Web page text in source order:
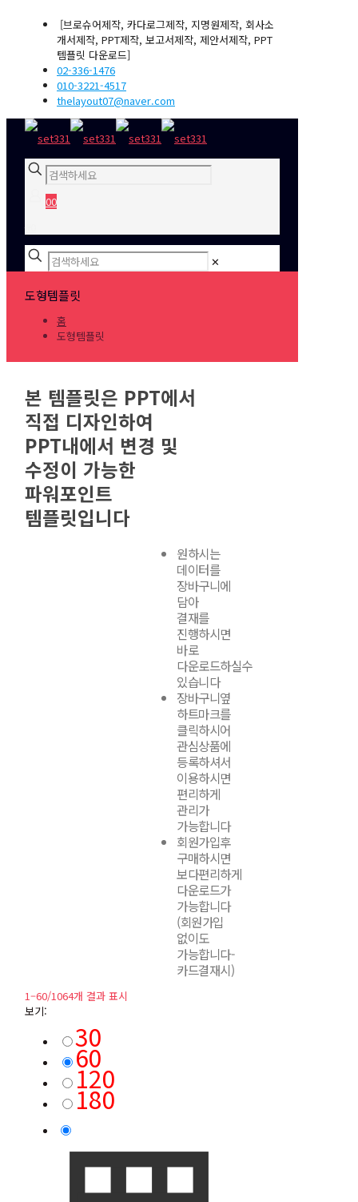
[브로슈어제작, 카다로그제작, 지명원제작, 회사소
개서제작, PPT제작, 보고서제작, 제안서제작, PPT
템플릿 다운로드]
02-336-1476
010-3221-4517
thelayout07@naver.com
00
✕
도형템플릿
홈
도형템플릿
본 템플릿은 PPT에서
직접 디자인하여
PPT내에서 변경 및
수정이 가능한
파워포인트
템플릿입니다
원하시는
데이터를
장바구니에
담아
결재를
진행하시면
바로
다운로드하실수
있습니다
장바구니옆
하트마크를
클릭하시어
관심상품에
등록하셔서
이용하시면
편리하게
관리가
가능합니다
회원가입후
구매하시면
보다편리하게
다운로드가
가능합니다
(회원가입
없이도
가능합니다-
카드결재시)
1–60/1064개 결과 표시
보기:
30
60
120
180